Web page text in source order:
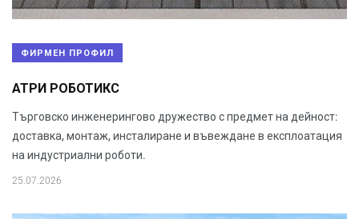
ФИРМЕН ПРОФИЛ
АТРИ РОБОТИКС
Търговско инженерингово дружество с предмет на дейност:
доставка, монтаж, инсталиране и въвеждане в експлоатация
на индустриални роботи.
25.07.2026